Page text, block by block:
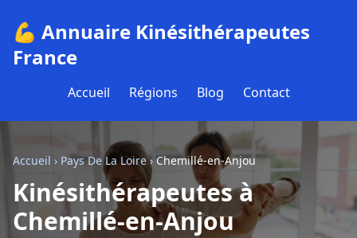
💪 Annuaire Kinésithérapeutes
France
Accueil Régions Blog Contact
Accueil › Pays De La Loire› Chemillé-en-Anjou
Kinésithérapeutes à
Chemillé-en-Anjou